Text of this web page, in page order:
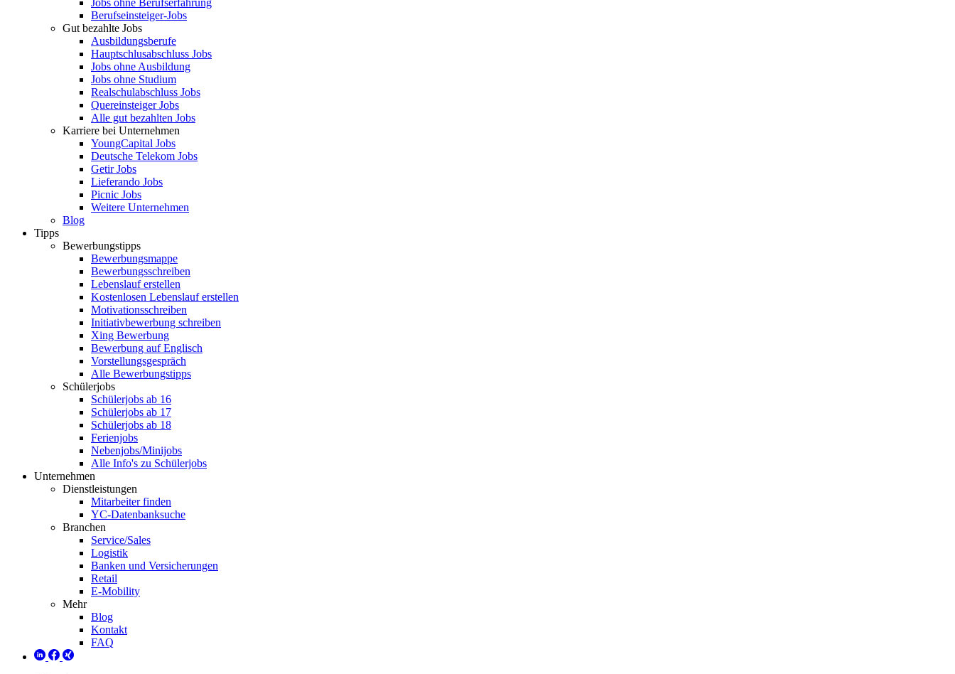
Jobs ohne Berufserfahrung
Berufseinsteiger-Jobs
Gut bezahlte Jobs
Ausbildungsberufe
Hauptschlusabschluss Jobs
Jobs ohne Ausbildung
Jobs ohne Studium
Realschulabschluss Jobs
Quereinsteiger Jobs
Alle gut bezahlten Jobs
Karriere bei Unternehmen
YoungCapital Jobs
Deutsche Telekom Jobs
Getir Jobs
Lieferando Jobs
Picnic Jobs
Weitere Unternehmen
Blog
Tipps
Bewerbungstipps
Bewerbungsmappe
Bewerbungsschreiben
Lebenslauf erstellen
Kostenlosen Lebenslauf erstellen
Motivationsschreiben
Initiativbewerbung schreiben
Xing Bewerbung
Bewerbung auf Englisch
Vorstellungsgespräch
Alle Bewerbungstipps
Schülerjobs
Schülerjobs ab 16
Schülerjobs ab 17
Schülerjobs ab 18
Ferienjobs
Nebenjobs/Minijobs
Alle Info's zu Schülerjobs
Unternehmen
Dienstleistungen
Mitarbeiter finden
YC-Datenbanksuche
Branchen
Service/Sales
Logistik
Banken und Versicherungen
Retail
E-Mobility
Mehr
Blog
Kontakt
FAQ